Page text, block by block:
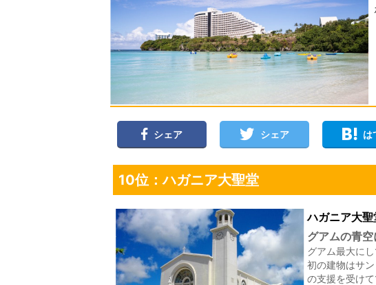
シェア シェア は
10位：ハガニア大聖堂
ハガニア大聖
グアムの青
グアム最大に
初の建物はサ
の支援を受け